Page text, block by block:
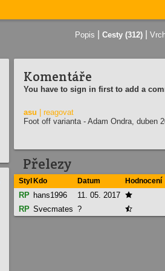
Popis Cesty (312)
Komentáře
You have to sign in first to add a
asu | reagovat
Foot off varianta - Adam Ondra, duben
Přelezy
StylKdo Datum Hodnocení
RP hans1996 11. 05. 2017 
RP Svecmates ? 